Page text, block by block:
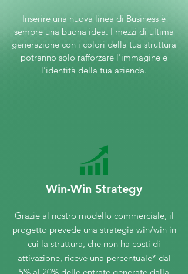
Inserire una nuova linea di Business è
sempre una buona idea. I mezzi di ultima
generazione con i colori della tua struttura
potranno solo rafforzare l'immagine e
l'identità della tua azienda.
Win-Win Strategy
Grazie al nostro modello commerciale, il
progetto prevede una strategia win/win in
cui la struttura, che non ha costi di
attivazione, riceve una percentuale* dal